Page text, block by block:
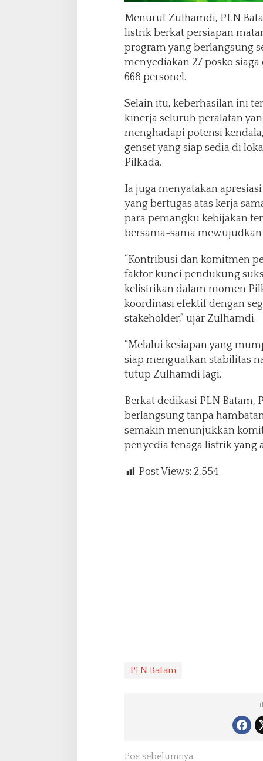
Menurut Zulhamdi, PLN
listrik berkat persiapan
program yang berlangsung
menyediakan 27 posko
668 personel.
Selain itu, keberhasilan ini
kinerja seluruh peralatan
menghadapi potensi
genset yang siap sedia di
Pilkada.
Ia juga menyatakan
yang bertugas atas kerja
para pemangku kebijakan
bersama-sama mewujudkan
“Kontribusi dan komitmen
faktor kunci pendukung
kelistrikan dalam momen
koordinasi efektif dengan
stakeholder,” ujar Zulhamdi.
“Melalui kesiapan yang
siap menguatkan stabilitas
tutup Zulhamdi lagi.
Berkat dedikasi PLN Batam,
berlangsung tanpa
semakin menunjukkan
penyedia tenaga listrik yang
Post Views: 2,554
PLN Batam
Pos sebelumnya